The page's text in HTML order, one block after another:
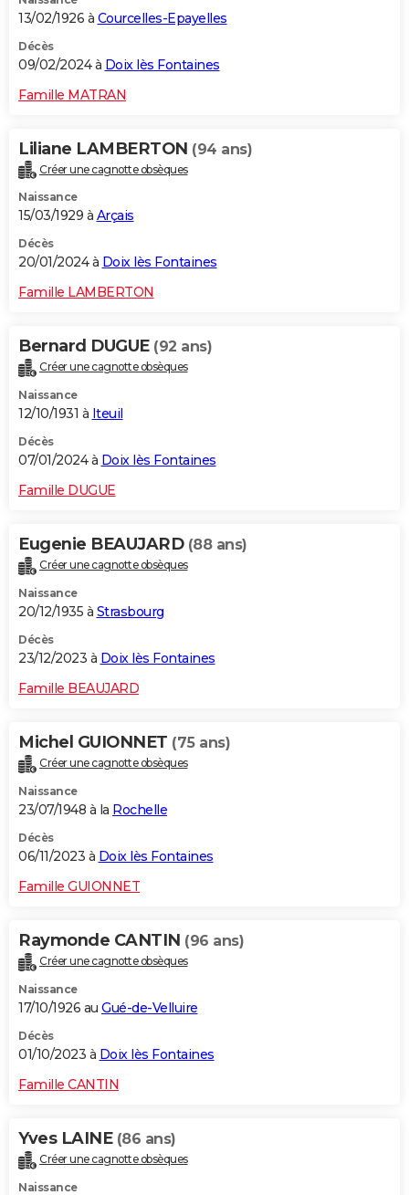
13/02/1926 à Courcelles-Epayelles
Décès
09/02/2024 à Doix lès Fontaines
Famille MATRAN
Liliane LAMBERTON (94 ans)
Créer une cagnotte obsèques
Naissance
15/03/1929 à Arçais
Décès
20/01/2024 à Doix lès Fontaines
Famille LAMBERTON
Bernard DUGUE (92 ans)
Créer une cagnotte obsèques
Naissance
12/10/1931 à Iteuil
Décès
07/01/2024 à Doix lès Fontaines
Famille DUGUE
Eugenie BEAUJARD (88 ans)
Créer une cagnotte obsèques
Naissance
20/12/1935 à Strasbourg
Décès
23/12/2023 à Doix lès Fontaines
Famille BEAUJARD
Michel GUIONNET (75 ans)
Créer une cagnotte obsèques
Naissance
23/07/1948 à la Rochelle
Décès
06/11/2023 à Doix lès Fontaines
Famille GUIONNET
Raymonde CANTIN (96 ans)
Créer une cagnotte obsèques
Naissance
17/10/1926 au Gué-de-Velluire
Décès
01/10/2023 à Doix lès Fontaines
Famille CANTIN
Yves LAINE (86 ans)
Créer une cagnotte obsèques
Naissance